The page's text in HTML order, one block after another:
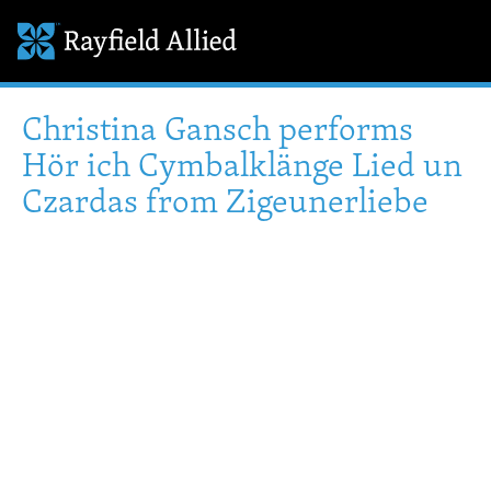
Christina Gansch performs
Hör ich Cymbalklänge Lied un
Czardas from Zigeunerliebe